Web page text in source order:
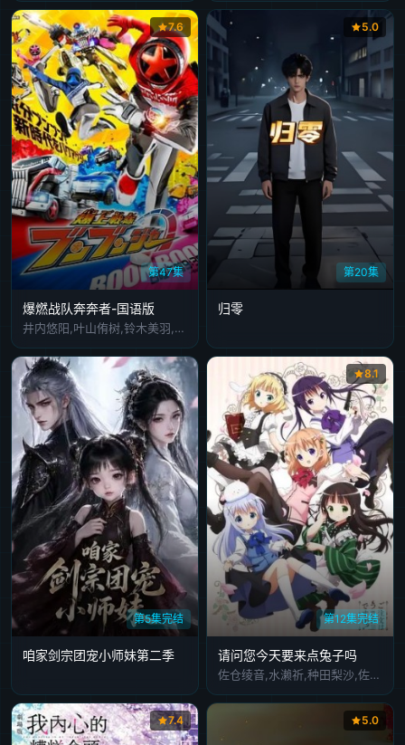
第47集
7.6
爆燃战队奔奔者-国语版
井内悠阳,叶山侑树,铃木美羽,斋藤璃佑,相马理,松本梨香,诹访部顺一,水树奈奈,诸星堇,神谷浩史,松本和香子,古原靖久,宫泽佑,花江夏树,森久保祥太郎,志尊淳,游佐浩二,森日菜美,矶部勉
第20集
5.0
归零
第5集完结
咱家剑宗团宠小师妹第二季
第12集完结
8.1
请问您今天要来点兔子吗
佐仓绫音,水濑祈,种田梨沙,佐藤聪美,内田真礼,德井青空,村川梨衣,早见沙织,清川元梦,速水奖
7.4 5.0